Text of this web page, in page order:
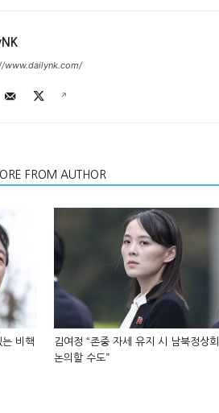
www.dailynk.com/
FROM AUTHOR
비핵
김여정 “존중 자세 유지 시 남북정상
논의할 수도”